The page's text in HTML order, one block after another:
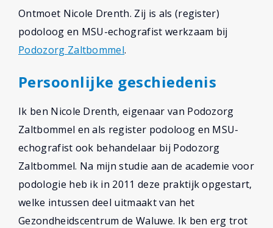
Ontmoet Nicole Drenth. Zij is als (register)
podoloog en MSU-echografist werkzaam bij
Podozorg Zaltbommel.
Persoonlijke geschiedenis
Ik ben Nicole Drenth, eigenaar van Podozorg
Zaltbommel en als register podoloog en MSU-
echografist ook behandelaar bij Podozorg
Zaltbommel. Na mijn studie aan de academie voor
podologie heb ik in 2011 deze praktijk opgestart,
welke intussen deel uitmaakt van het
Gezondheidscentrum de Waluwe. Ik ben erg trot